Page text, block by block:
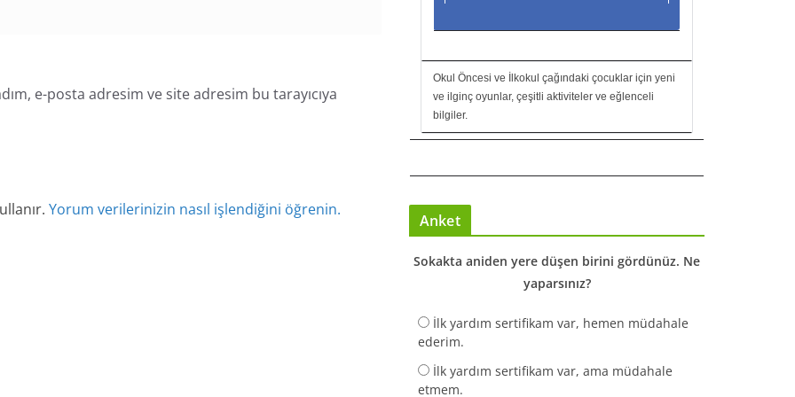
e-posta adresim ve site adresim bu tarayıcıya
Yorum verilerinizin nasıl işlendiğini öğrenin.
Okul Öncesi ve İlkokul çağındaki çocuklar için yeni
ve ilginç oyunlar, çeşitli aktiviteler ve eğlenceli
bilgiler.
Anket
Sokakta aniden yere düşen birini gördünüz. Ne
yaparsınız?
İlk yardım sertifikam var, hemen müdahale
ederim.
İlk yardım sertifikam var, ama müdahale
etmem.